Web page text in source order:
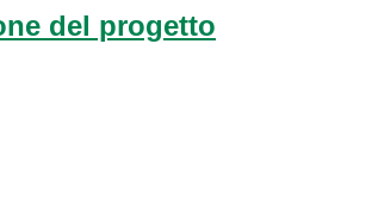
del progetto